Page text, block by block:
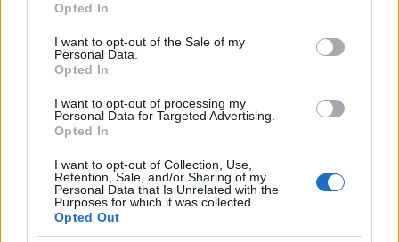
use your data for below specified purposes in below Google
consent section.
Opted In
I want to opt-out of the Sale of my
Personal Data.
Opted In
I want to opt-out of processing my
Personal Data for Targeted Advertising.
Opted In
I want to opt-out of Collection, Use,
Retention, Sale, and/or Sharing of my
Personal Data that Is Unrelated with the
Purposes for which it was collected.
Opted Out
Pejtsik Péter zeneszerző arról beszélt, hogy nagy kihívás,
anyagot, amelyben fellelhető egyfajta főhajtás az operett
műfaja felé, a tündérvilágra pedig inkább a posztromantikus
stílus lesz jellemző, és ehhez kapcsolódik a népdalok világa.
Az előadásban az Operettszínház művészei mellett a
Színház- és Filmművészeti Egyetem (SZFE) operett-musical
szakos hallgatói és a a Pesti Broadway Stúdió végzett
növendékei is közreműködnek. A címszerepet alakító Nagy